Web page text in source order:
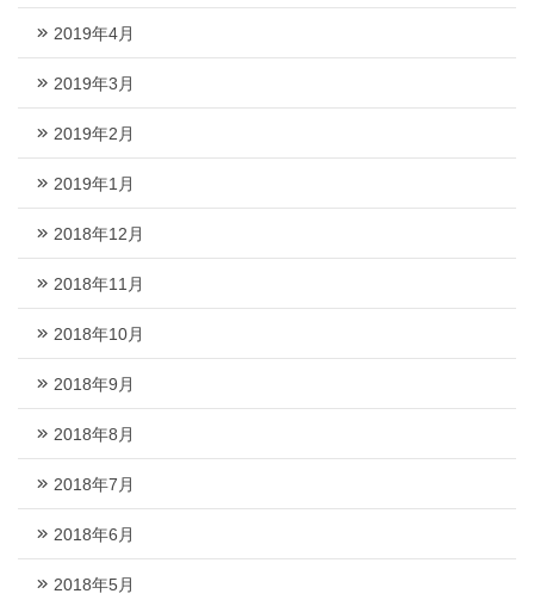
2019年4月
2019年3月
2019年2月
2019年1月
2018年12月
2018年11月
2018年10月
2018年9月
2018年8月
2018年7月
2018年6月
2018年5月